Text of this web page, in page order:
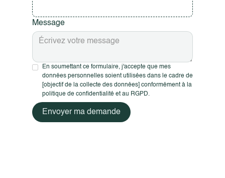
Message
En soumettant ce formulaire, j'accepte que mes
données personnelles soient utilisées dans le cadre de
[objectif de la collecte des données] conformément à la
politique de confidentialité et au RGPD.